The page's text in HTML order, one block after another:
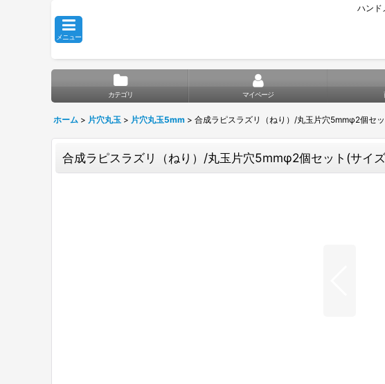
ハンド
メニュー
カテゴリ マイページ
ホーム > 片穴丸玉 > 片穴丸玉5mm > 合成ラピスラズリ（ねり）/丸玉片穴5mmφ2個セ
合成ラピスラズリ（ねり）/丸玉片穴5mmφ2個セット(サイ